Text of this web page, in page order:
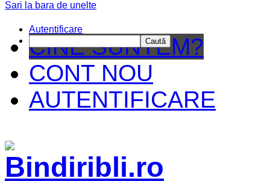
CINE SUNTEM?
CONT NOU
AUTENTIFICARE
Sari la bara de unelte
Autentificare
Caută